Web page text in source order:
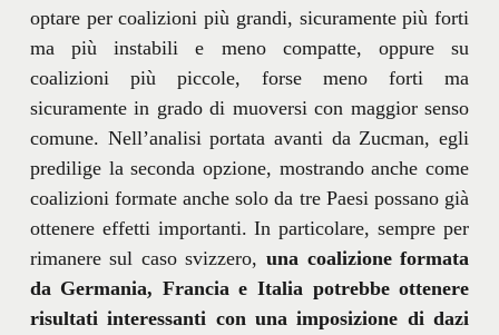
optare per coalizioni più grandi, sicuramente più forti
ma più instabili e meno compatte, oppure su
coalizioni più piccole, forse meno forti ma
sicuramente in grado di muoversi con maggior senso
comune. Nell’analisi portata avanti da Zucman, egli
predilige la seconda opzione, mostrando anche come
coalizioni formate anche solo da tre Paesi possano già
ottenere effetti importanti. In particolare, sempre per
rimanere sul caso svizzero,una coalizione formata
da Germania, Francia e Italia potrebbe ottenere
risultati interessanti con una imposizione di dazi